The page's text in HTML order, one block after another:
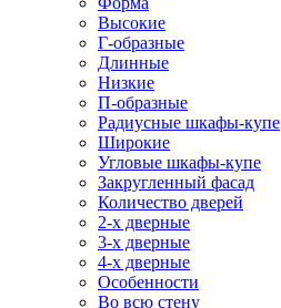
Высокие
Г-образные
Длинные
Низкие
П-образные
Радиусные шкафы-купе
Широкие
Угловые шкафы-купе
Закругленный фасад
Количество дверей
2-х дверные
3-х дверные
4-х дверные
Особенности
Во всю стену